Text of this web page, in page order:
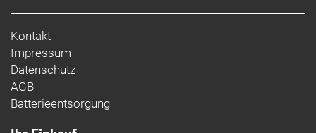
Kontakt
Impressum
Datenschutz
AGB
Batterieentsorgung